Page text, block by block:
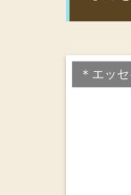
＊エッセ